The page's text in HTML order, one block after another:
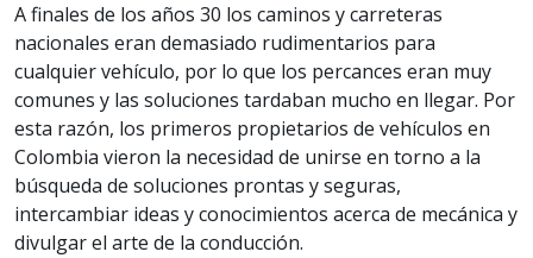
A finales de los años 30 los caminos y carreteras
nacionales eran demasiado rudimentarios para
cualquier vehículo, por lo que los percances eran muy
comunes y las soluciones tardaban mucho en llegar. Por
esta razón, los primeros propietarios de vehículos en
Colombia vieron la necesidad de unirse en torno a la
búsqueda de soluciones prontas y seguras,
intercambiar ideas y conocimientos acerca de mecánica y
divulgar el arte de la conducción.